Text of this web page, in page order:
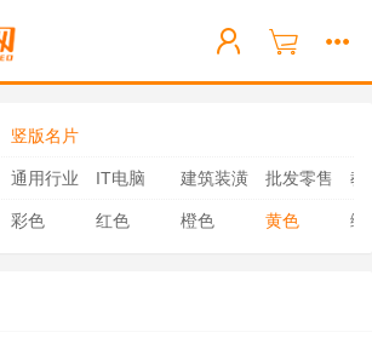
竖版名片
通用行业 IT电脑 建筑装潢 批发零售 教
彩色 红色 橙色 黄色 绿